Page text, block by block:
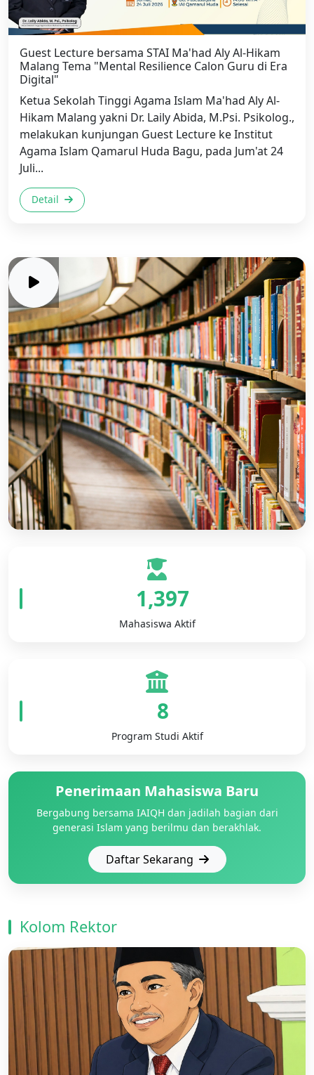
Guest Lecture bersama STAI Ma'had Aly Al-Hikam
Malang Tema "Mental Resilience Calon Guru di Era
Digital"
Ketua Sekolah Tinggi Agama Islam Ma'had Aly Al-
Hikam Malang yakni Dr. Laily Abida, M.Psi. Psikolog.,
melakukan kunjungan Guest Lecture ke Institut
Agama Islam Qamarul Huda Bagu, pada Jum'at 24
Juli...
Detail
Saksikan profil lengkap Institut Agama Islam Qomarul
Huda.
1,397
Mahasiswa Aktif
8
Program Studi Aktif
Penerimaan Mahasiswa Baru
Bergabung bersama IAIQH dan jadilah bagian dari
generasi Islam yang berilmu dan berakhlak.
Daftar Sekarang
Kolom Rektor